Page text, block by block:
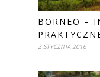
BORNEO –
2 STYCZNIA 2016